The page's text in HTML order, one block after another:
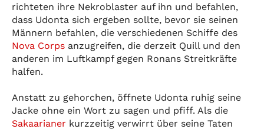
richteten ihre Nekroblaster auf ihn und befahlen,
dass Udonta sich ergeben sollte, bevor sie seinen
Männern befahlen, die verschiedenen Schiffe des
Nova Corps anzugreifen, die derzeit Quill und den
anderen im Luftkampf gegen Ronans Streitkräfte
halfen.
Anstatt zu gehorchen, öffnete Udonta ruhig seine
Jacke ohne ein Wort zu sagen und pfiff. Als die
Sakaarianer kurzzeitig verwirrt über seine Taten